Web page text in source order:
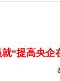
“提高央